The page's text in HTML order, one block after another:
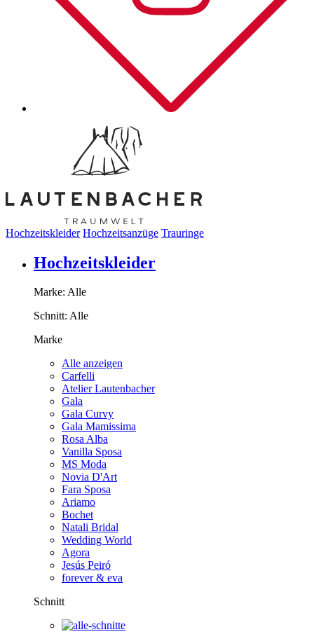
Hochzeitskleider Hochzeitsanzüge Trauringe
Hochzeitskleider
Marke: Alle
Schnitt: Alle
Marke
Alle anzeigen
Carfelli
Atelier Lautenbacher
Gala
Gala Curvy
Gala Mamissima
Rosa Alba
Vanilla Sposa
MS Moda
Novia D'Art
Fara Sposa
Ariamo
Bochet
Natali Bridal
Wedding World
Agora
Jesús Peiró
forever & eva
Schnitt